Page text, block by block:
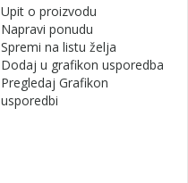
Upit o proizvodu
Napravi ponudu
Spremi na listu želja
Dodaj u grafikon usporedba
Pregledaj Grafikon
usporedbi